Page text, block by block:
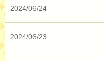
2024/06/24
2024/06/23